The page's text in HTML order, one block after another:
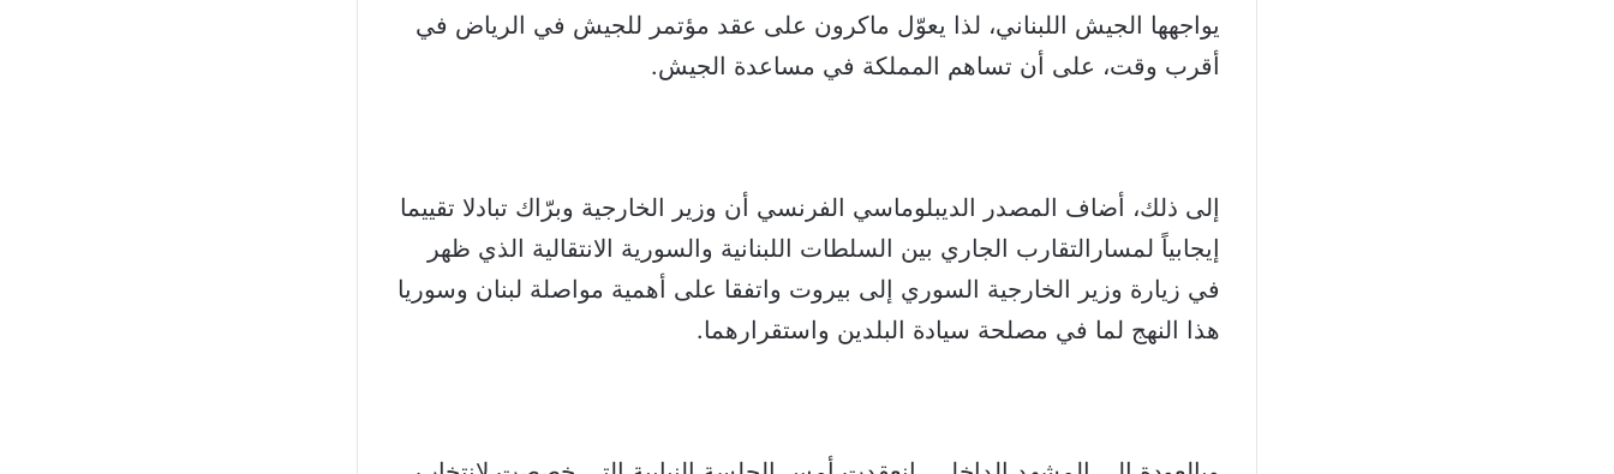
يواجهها الجيش اللبناني، لذا يعوّل ماكرون على عقد مؤتمر للجيش في الرياض في
أقرب وقت، على أن تساهم المملكة في مساعدة الجيش.
إلى ذلك، أضاف المصدر الديبلوماسي الفرنسي أن وزير الخارجية وبرّاك تبادلا تقييما
إيجابياً لمسارالتقارب الجاري بين السلطات اللبنانية والسورية الانتقالية الذي ظهر
في زيارة وزير الخارجية السوري إلى بيروت واتفقا على أهمية مواصلة لبنان وسوريا
هذا النهج لما في مصلحة سيادة البلدين واستقرارهما.